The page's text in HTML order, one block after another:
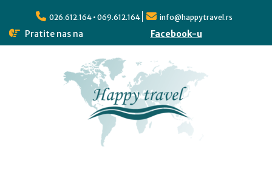
026.612.164 • 069.612.164 info@happytravel.rs
Pratite nas na Facebook-u